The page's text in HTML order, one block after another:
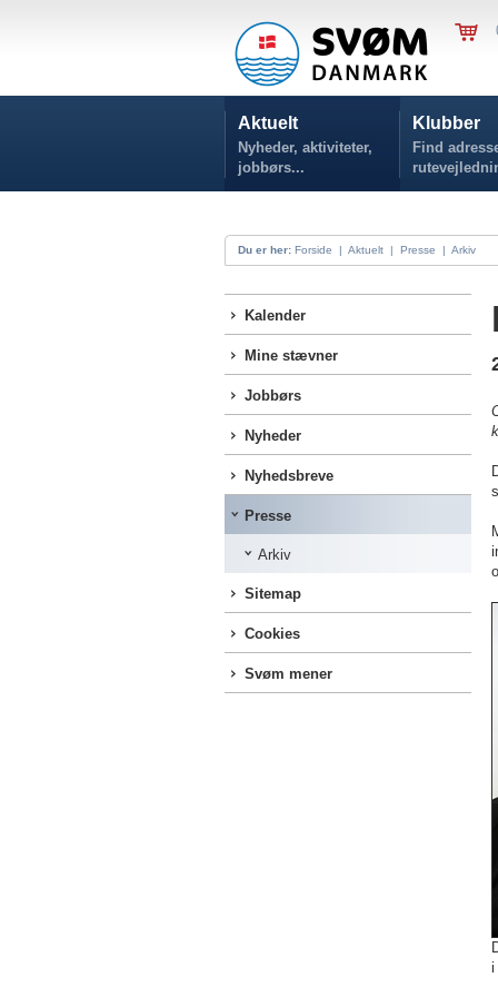
Aktuelt
Nyheder, aktiviteter,
jobbørs...
Klubber
Find
Du er her: Forside | Aktuelt | Presse | Arkiv
Kalender
Mine stævner
Jobbørs
Nyheder
Nyhedsbreve
Presse
Arkiv
Sitemap
Cookies
Svøm mener
i